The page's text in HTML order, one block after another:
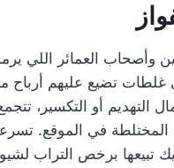
وأصحاب العمائر اللي
غلطات تضيع عليهم أرباح
التهديم أو التكسير،
المختلطة في الموقع.
تبيعها برخص التراب